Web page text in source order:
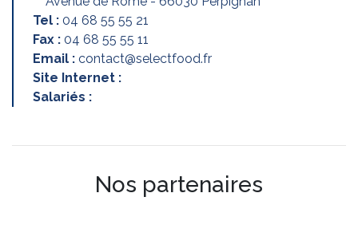
Tel : 04 68 55 55 21
Fax : 04 68 55 55 11
Email : contact@selectfood.fr
Site Internet :
Salariés :
Nos partenaires